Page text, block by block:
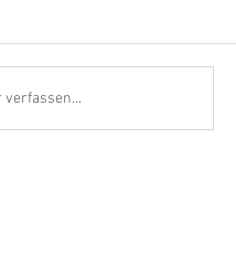
verfassen...